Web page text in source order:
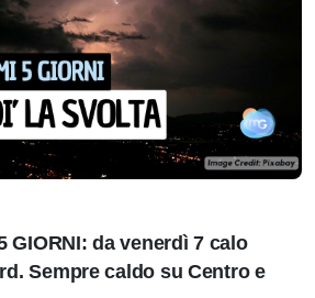
GIORNI: da venerdì 7 calo
Sempre caldo su Centro e